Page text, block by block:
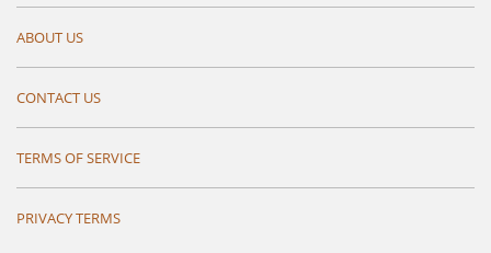
ABOUT US
CONTACT US
TERMS OF SERVICE
PRIVACY TERMS